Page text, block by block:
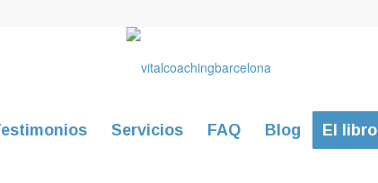
Servicios FAQ Blog El libro